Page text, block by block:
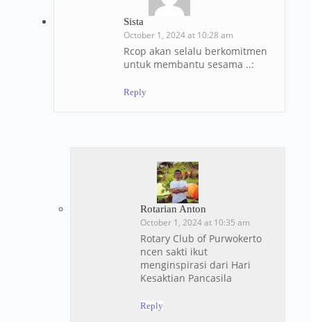
Sista
October 1, 2024 at 10:28 am
Rcop akan selalu berkomitmen
untuk membantu sesama ..:
Reply
Rotarian Anton
October 1, 2024 at 10:35 am
Rotary Club of Purwokerto
ncen sakti ikut
menginspirasi dari Hari
Kesaktian Pancasila
Reply